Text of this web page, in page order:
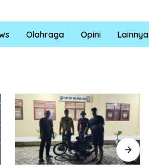
Olahraga Opini Lainnya